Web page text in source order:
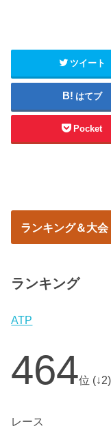
ツイート
はてブ
Pocket
ランキング＆大会
ランキング
ATP
464位 (↓2)
レース